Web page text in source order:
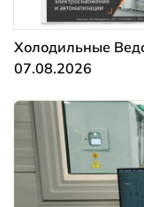
Холодильные
07.08.2026